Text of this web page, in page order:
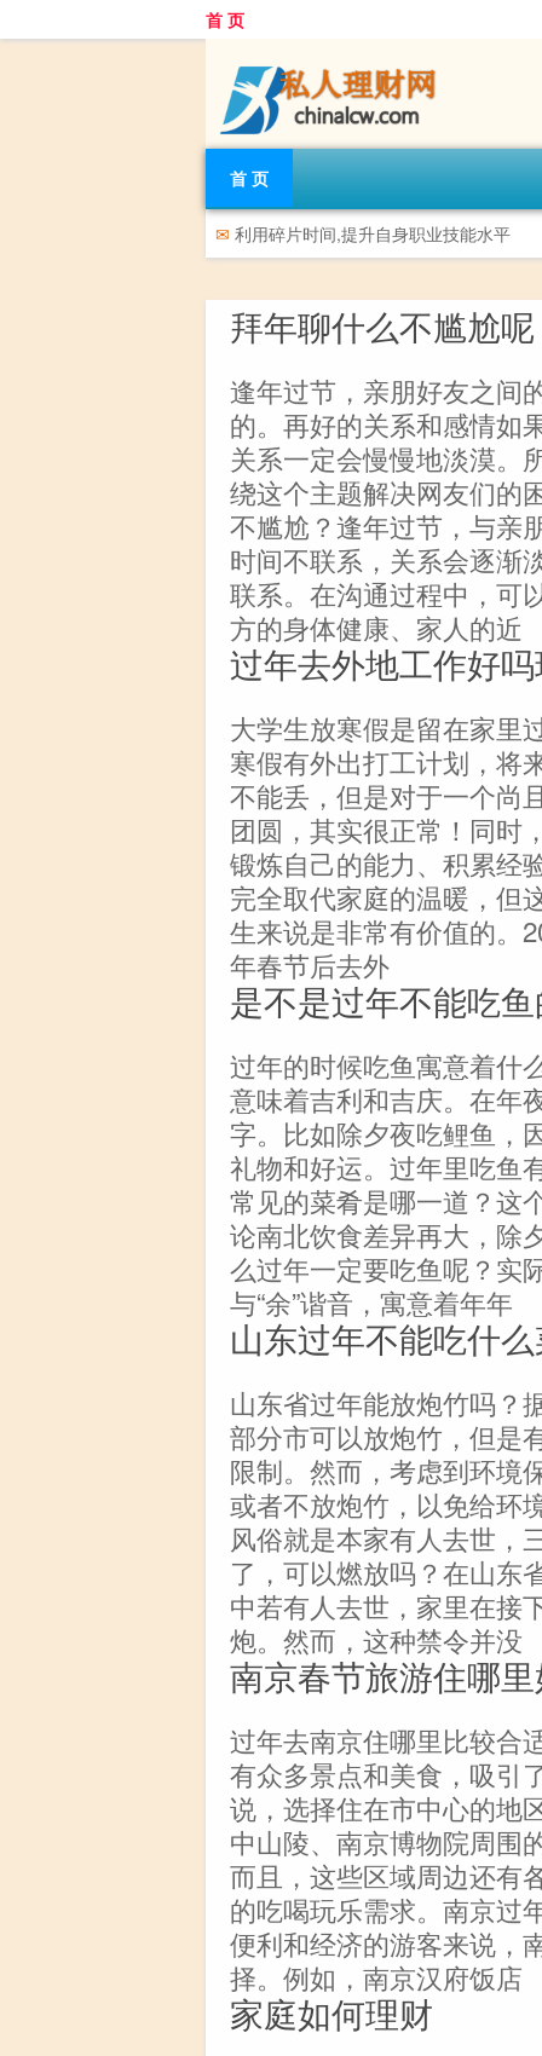
首 页
首 页
✉ 利用碎片时间,提升自身职业技能水平
拜年聊什么不尴尬呢
逢年过节，亲朋好友之间
的。再好的关系和感情如
关系一定会慢慢地淡漠。
绕这个主题解决网友们的
不尴尬？逢年过节，与亲
时间不联系，关系会逐渐
联系。在沟通过程中，可
方的身体健康、家人的近
过年去外地工作好
大学生放寒假是留在家里
寒假有外出打工计划，将
不能丢，但是对于一个尚
团圆，其实很正常！同时
锻炼自己的能力、积累经
完全取代家庭的温暖，但
生来说是非常有价值的。
年春节后去外
是不是过年不能吃
过年的时候吃鱼寓意着什
意味着吉利和吉庆。在年
字。比如除夕夜吃鲤鱼，
礼物和好运。过年里吃鱼
常见的菜肴是哪一道？这
论南北饮食差异再大，除
么过年一定要吃鱼呢？实
与“余”谐音，寓意着年年
山东过年不能吃什
山东省过年能放炮竹吗？
部分市可以放炮竹，但是
限制。然而，考虑到环境
或者不放炮竹，以免给环
风俗就是本家有人去世，
了，可以燃放吗？在山东
中若有人去世，家里在接
炮。然而，这种禁令并没
南京春节旅游住哪
过年去南京住哪里比较合
有众多景点和美食，吸引
说，选择住在市中心的地
中山陵、南京博物院周围
而且，这些区域周边还有
的吃喝玩乐需求。南京过
便利和经济的游客来说，
择。例如，南京汉府饭店
家庭如何理财